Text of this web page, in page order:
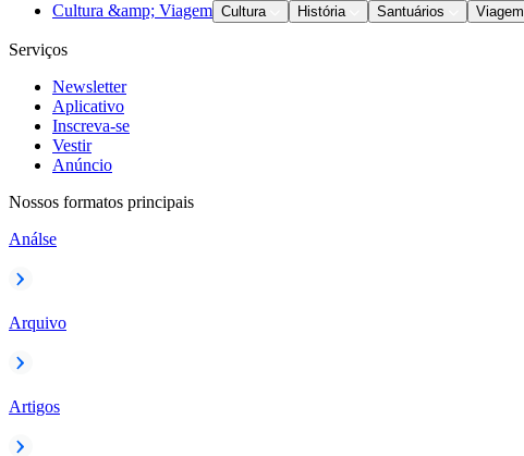
Cultura &amp; Viagem Cultura História Santuários Viagem
Serviços
Newsletter
Aplicativo
Inscreva-se
Vestir
Anúncio
Nossos formatos principais
Análse
Arquivo
Artigos